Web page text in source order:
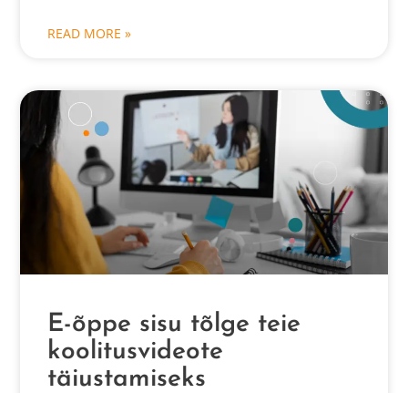
READ MORE »
E-õppe sisu tõlge teie
koolitusvideote
täiustamiseks